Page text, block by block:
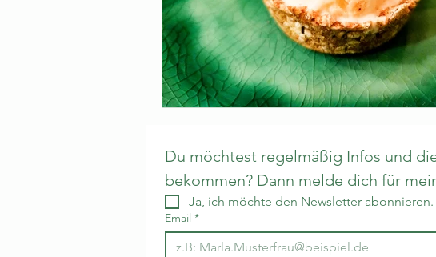
Du möchtest regelmäßig Infos und
bekommen? Dann melde dich für
Ja, ich möchte den Newsletter
Email *